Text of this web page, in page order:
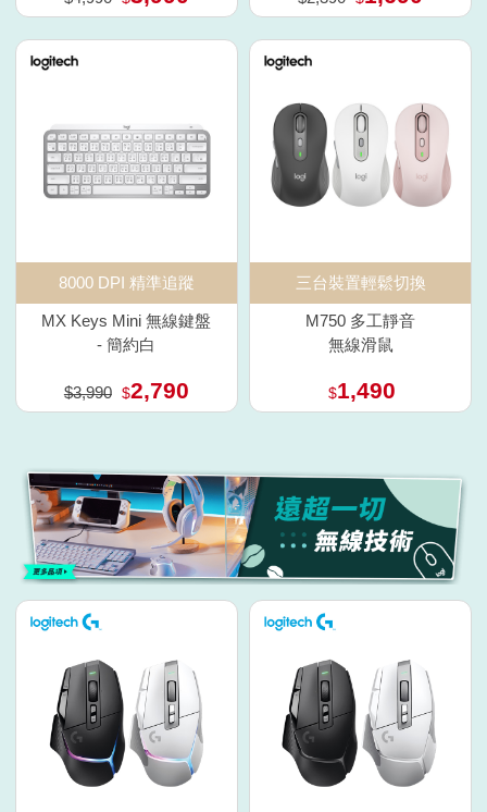
8000 DPI 精準追蹤
MX Keys Mini 無線鍵盤
- 簡約白
$3,990 $2,790
三台裝置輕鬆切換
M750 多工靜音
無線滑鼠
$1,490